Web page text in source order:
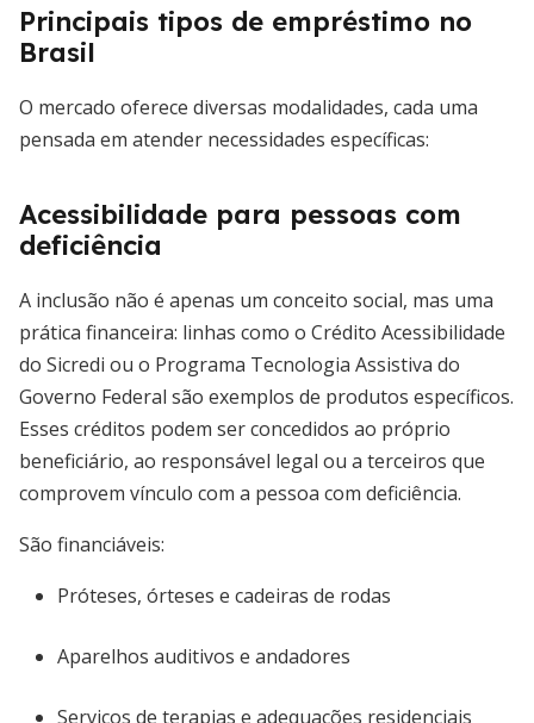
Principais tipos de empréstimo no
Brasil
O mercado oferece diversas modalidades, cada uma
pensada em atender necessidades específicas:
Acessibilidade para pessoas com
deficiência
A inclusão não é apenas um conceito social, mas uma
prática financeira: linhas como o Crédito Acessibilidade
do Sicredi ou o Programa Tecnologia Assistiva do
Governo Federal são exemplos de produtos específicos.
Esses créditos podem ser concedidos ao próprio
beneficiário, ao responsável legal ou a terceiros que
comprovem vínculo com a pessoa com deficiência.
São financiáveis:
Próteses, órteses e cadeiras de rodas
Aparelhos auditivos e andadores
Serviços de terapias e adequações residenciais